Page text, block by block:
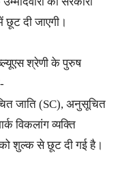
दी जाएगी।
श्रेणी के पुरुष
जाति (SC), अनुसूचित
विकलांग व्यक्ति
शुल्क से छूट दी गई है।